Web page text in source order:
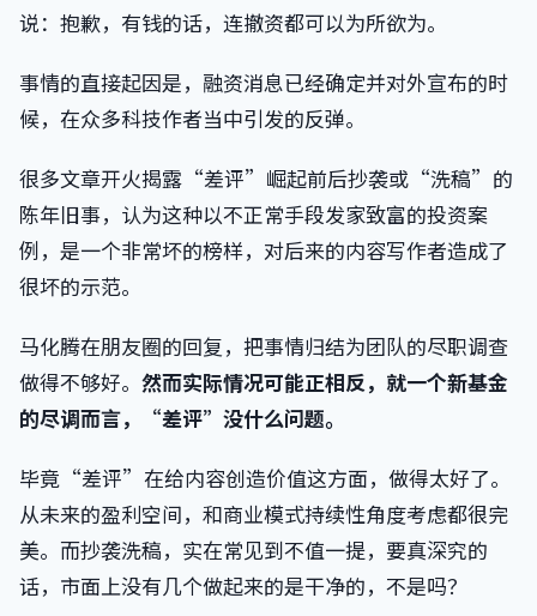
说：抱歉，有钱的话，连撤资都可以为所欲为。
事情的直接起因是，融资消息已经确定并对外宣布的时
候，在众多科技作者当中引发的反弹。
很多文章开火揭露“差评”崛起前后抄袭或“洗稿”的
陈年旧事，认为这种以不正常手段发家致富的投资案
例，是一个非常坏的榜样，对后来的内容写作者造成了
很坏的示范。
马化腾在朋友圈的回复，把事情归结为团队的尽职调查
做得不够好。 然而实际情况可能正相反，就一个新基金
的尽调而言，“差评”没什么问题。
毕竟“差评”在给内容创造价值这方面，做得太好了。
从未来的盈利空间，和商业模式持续性角度考虑都很完
美。而抄袭洗稿，实在常见到不值一提，要真深究的
话，市面上没有几个做起来的是干净的，不是吗？